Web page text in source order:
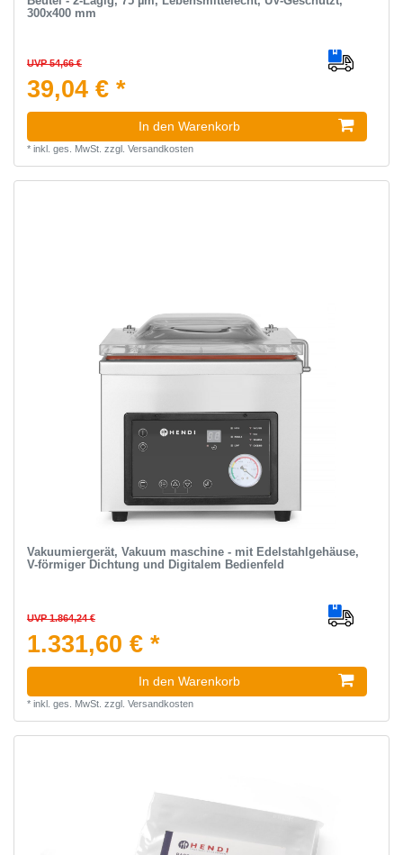
300x400 mm
UVP 54,66 €
39,04 € *
In den Warenkorb
* inkl. ges. MwSt. zzgl. Versandkosten
Vakuumiergerät, Vakuum maschine - mit Edelstahlgehäuse,
V-förmiger Dichtung und Digitalem Bedienfeld
UVP 1.864,24 €
1.331,60 € *
In den Warenkorb
* inkl. ges. MwSt. zzgl. Versandkosten